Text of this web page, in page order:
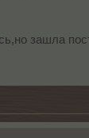
зашла